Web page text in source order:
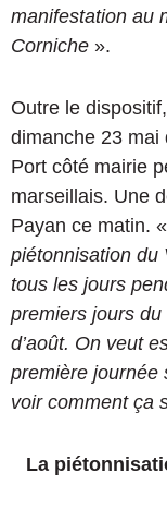
manifestation au
Corniche ».
Outre le dispositif,
dimanche 23 mai
Port côté mairie
marseillais. Une
Payan ce matin. «
piétonnisation du
tous les jours
premiers jours du
d’août. On veut
première journée
voir comment ça
La